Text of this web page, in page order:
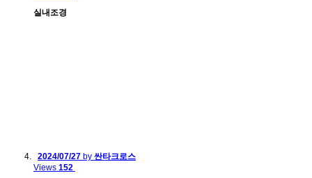
실내조경
2024/07/27 by 싼타크로스
Views 152